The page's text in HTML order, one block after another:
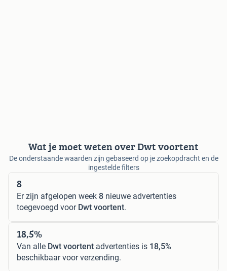
Wat je moet weten over Dwt voortent
De onderstaande waarden zijn gebaseerd op je zoekopdracht en de
ingestelde filters
8
Er zijn afgelopen week 8 nieuwe advertenties
toegevoegd voor Dwt voortent.
18,5%
Van alle Dwt voortent advertenties is 18,5%
beschikbaar voor verzending.